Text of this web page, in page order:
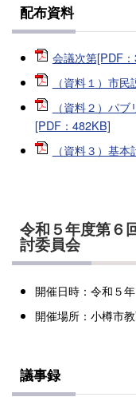
配布資料
会議次第[PDF
（資料１）市
（資料２）パ
[PDF：482KB]
（資料３）基
令和５年度第６
討委員会
開催日時：令和５
開催場所：小樽市
議事録